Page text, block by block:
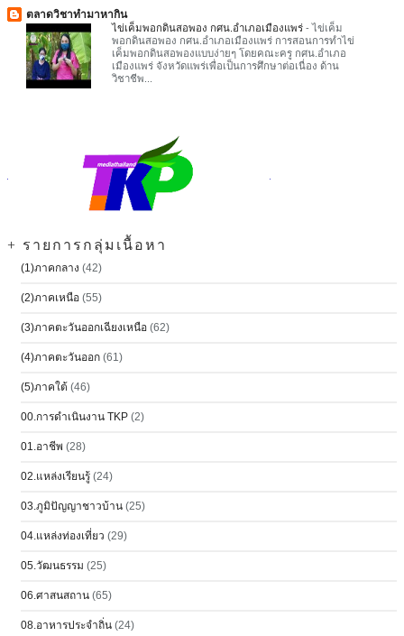
ตลาดวิชาทำมาหากิน
ไข่เค็มพอกดินสอพอง กศน.อำเภอเมืองแพร่ -ไข่เค็ม
พอกดินสอพอง กศน.อำเภอเมืองแพร่ การสอนการทำไข่
เค็มพอกดินสอพองแบบง่ายๆ โดยคณะครู กศน.อำเภอ
เมืองแพร่ จังหวัดแพร่เพื่อเป็นการศึกษาต่อเนื่อง ด้าน
วิชาชีพ...
+ รายการกลุ่มเนื้อหา
(1)ภาคกลาง (42)
(2)ภาคเหนือ (55)
(3)ภาคตะวันออกเฉียงเหนือ (62)
(4)ภาคตะวันออก (61)
(5)ภาคใต้ (46)
00.การดำเนินงาน TKP (2)
01.อาชีพ (28)
02.แหล่งเรียนรู้ (24)
03.ภูมิปัญญาชาวบ้าน (25)
04.แหล่งท่องเที่ยว (29)
05.วัฒนธรรม (25)
06.ศาสนสถาน (65)
08.อาหารประจำถิ่น (24)